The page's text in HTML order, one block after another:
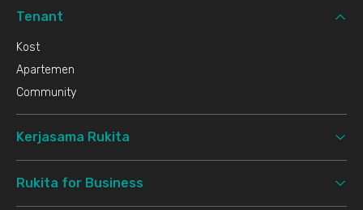
Tenant
Kost
Apartemen
Community
Kerjasama Rukita
Rukita for Business